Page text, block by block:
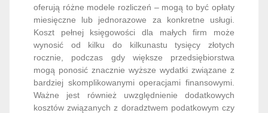
oferują różne modele rozliczeń – mogą to być opłaty
miesięczne lub jednorazowe za konkretne usługi.
Koszt pełnej księgowości dla małych firm może
wynosić od kilku do kilkunastu tysięcy złotych
rocznie, podczas gdy większe przedsiębiorstwa
mogą ponosić znacznie wyższe wydatki związane z
bardziej skomplikowanymi operacjami finansowymi.
Ważne jest również uwzględnienie dodatkowych
kosztów związanych z doradztwem podatkowym czy